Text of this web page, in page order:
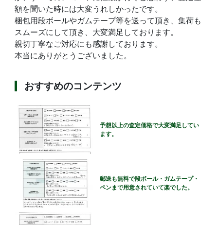
額を聞いた時には大変うれしかったです。
梱包用段ボールやガムテープ等を送って頂き、集荷も
スムーズにして頂き、大変満足しております。
親切丁寧なご対応にも感謝しております。
本当にありがとうございました。
おすすめのコンテンツ
予想以上の査定価格で大変満足してい
ます。
郵送も無料で段ボール・ガムテープ・
ペンまで用意されていて楽でした。